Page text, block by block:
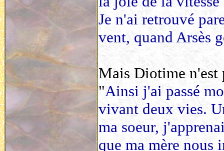
Je n'ai retrouvé
vent, quand Arsès
Mais Diotime n'est
"Ainsi j'ai passé
vivant deux vies.
ma soeur,
que ma mère nous